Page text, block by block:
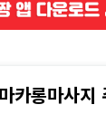
카롱마사지